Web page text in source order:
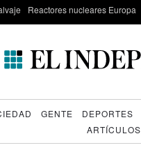
Reactores nucleares Europa
GENTE DEPORTES
ARTÍCULOS